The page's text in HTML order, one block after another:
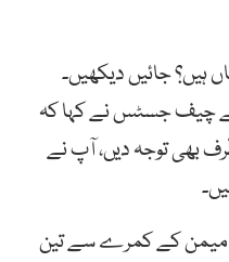
ہیں؟ جائیں دیکھیں۔
چیف جسٹس نے کہا کہ
بھی توجہ دیں، آپ نے
کے کمرے سے تین